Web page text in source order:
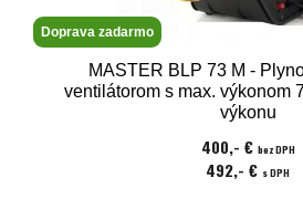
Doprava zadarmo
MASTER BLP 73 M -
ventilátorom s max. výkonom
výkonu
400,- € bez DPH
492,- € s DPH